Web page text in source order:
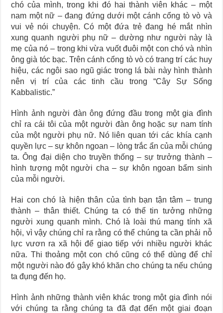
chó của mình, trong khi đó hai thành viên khác – một
nam một nữ – đang đứng dưới một cánh cổng tò vò và
vui vẻ nói chuyện. Có một đứa trẻ đang hé mắt nhìn
xung quanh người phụ nữ – dường như người này là
mẹ của nó – trong khi vừa vuốt đuôi một con chó và nhìn
ông già tóc bạc. Trên cánh cổng tò vò có trang trí các huy
hiệu, các ngôi sao ngũ giác trong lá bài này hình thành
nên vị trí của các tinh cầu trong “Cây Sự Sống
Kabbalistic.”
Hình ảnh người đàn ông đứng đầu trong một gia đình
chỉ ra cái tôi của một người đàn ông hoặc sự nam tính
của một người phụ nữ. Nó liên quan tới các khía cạnh
quyền lực – sự khôn ngoan – lòng trắc ẩn của mỗi chúng
ta. Ông đại diện cho truyền thống – sự trưởng thành –
hình tượng một người cha – sự khôn ngoan bẩm sinh
của mỗi người.
Hai con chó là hiện thân của tình bạn tận tâm – trung
thành – thân thiết. Chúng ta có thể tin tưởng những
người xung quanh mình. Chó là loài thú mang tính xã
hội, vì vậy chúng chỉ ra rằng có thể chúng ta cần phải nỗ
lực vươn ra xã hội để giao tiếp với nhiều người khác
nữa. Thi thoảng một con chó cũng có thể dùng để chỉ
một người nào đó gây khó khăn cho chúng ta nếu chúng
ta đụng đến họ.
Hình ảnh những thành viên khác trong một gia đình nói
với chúng ta rằng chúng ta đã đạt đến một giai đoạn